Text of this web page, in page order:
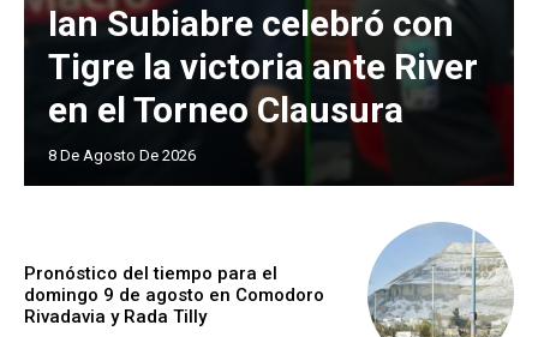
Ian Subiabre celebró con
Tigre la victoria ante River
en el Torneo Clausura
8 De Agosto De 2026
Pronóstico del tiempo para el
domingo 9 de agosto en Comodoro
Rivadavia y Rada Tilly